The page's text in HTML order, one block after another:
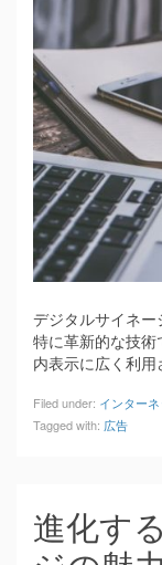
デジタルサイネ
特に革新的な技
内表示に広く利用
Filed under: インターネ
Tagged with: 広告
進化す